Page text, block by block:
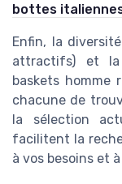
bottes
Enfin, la
attractifs) et la
baskets homme
chacune de
la sélection
facilitent la
à vos besoins et